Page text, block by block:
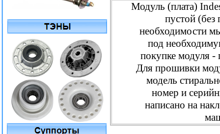
Модуль (плата)
пустой
необходимости
под
покупке модуля -
Для прошивки
модель
номер и
написано на